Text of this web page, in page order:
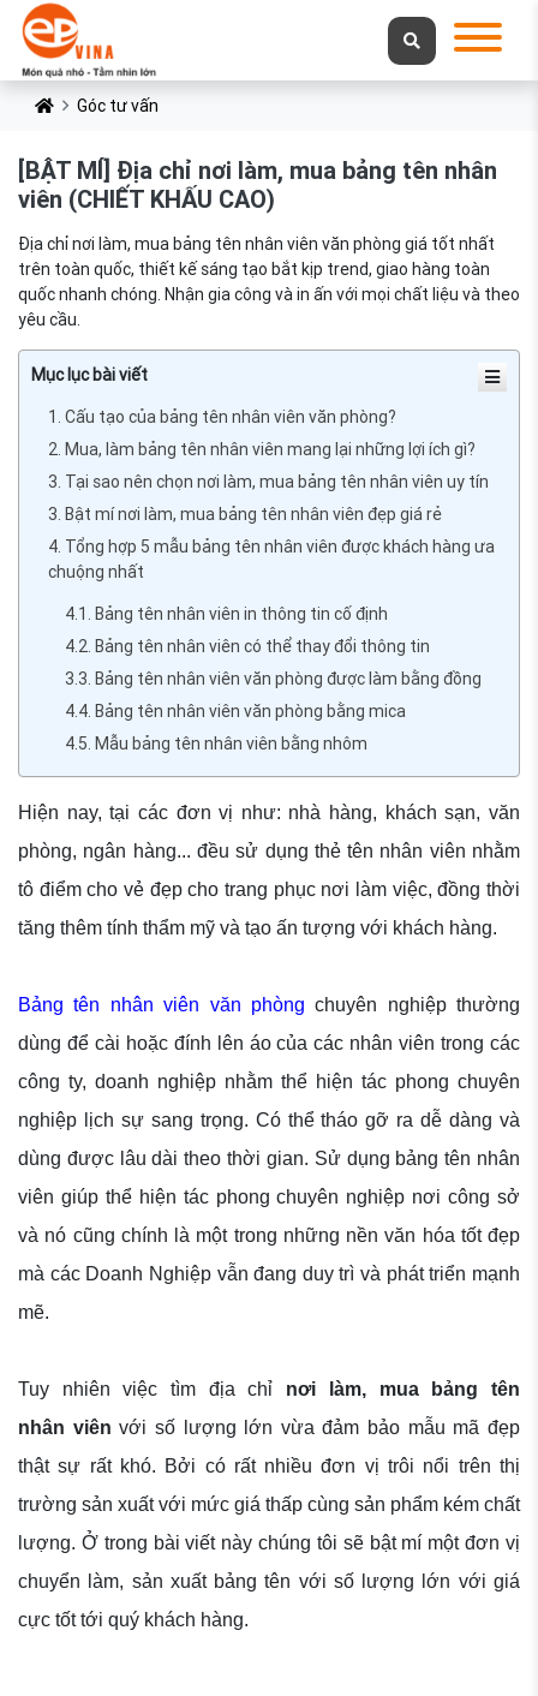
Góc tư vấn
[BẬT MÍ] Địa chỉ nơi làm, mua bảng tên nhân
viên (CHIẾT KHẤU CAO)
Địa chỉ nơi làm, mua bảng tên nhân viên văn phòng giá tốt nhất
trên toàn quốc, thiết kế sáng tạo bắt kịp trend, giao hàng toàn
quốc nhanh chóng. Nhận gia công và in ấn với mọi chất liệu và theo
yêu cầu.
Mục lục bài viết
1. Cấu tạo của bảng tên nhân viên văn phòng?
2. Mua, làm bảng tên nhân viên mang lại những lợi ích gì?
3. Tại sao nên chọn nơi làm, mua bảng tên nhân viên uy tín
3. Bật mí nơi làm, mua bảng tên nhân viên đẹp giá rẻ
4. Tổng hợp 5 mẫu bảng tên nhân viên được khách hàng ưa
chuộng nhất
4.1. Bảng tên nhân viên in thông tin cố định
4.2. Bảng tên nhân viên có thể thay đổi thông tin
3.3. Bảng tên nhân viên văn phòng được làm bằng đồng
4.4. Bảng tên nhân viên văn phòng bằng mica
4.5. Mẫu bảng tên nhân viên bằng nhôm
Hiện nay, tại các đơn vị như: nhà hàng, khách sạn, văn
phòng, ngân hàng... đều sử dụng thẻ tên nhân viên nhằm
tô điểm cho vẻ đẹp cho trang phục nơi làm việc, đồng thời
tăng thêm tính thẩm mỹ và tạo ấn tượng với khách hàng.
Bảng tên nhân viên văn phòng chuyên nghiệp thường
dùng để cài hoặc đính lên áo của các nhân viên trong các
công ty, doanh nghiệp nhằm thể hiện tác phong chuyên
nghiệp lịch sự sang trọng. Có thể tháo gỡ ra dễ dàng và
dùng được lâu dài theo thời gian. Sử dụng bảng tên nhân
viên giúp thể hiện tác phong chuyên nghiệp nơi công sở
và nó cũng chính là một trong những nền văn hóa tốt đẹp
mà các Doanh Nghiệp vẫn đang duy trì và phát triển mạnh
mẽ.
Tuy nhiên việc tìm địa chỉ nơi làm, mua bảng tên
nhân viên với số lượng lớn vừa đảm bảo mẫu mã đẹp
thật sự rất khó. Bởi có rất nhiều đơn vị trôi nổi trên thị
trường sản xuất với mức giá thấp cùng sản phẩm kém chất
lượng. Ở trong bài viết này chúng tôi sẽ bật mí một đơn vị
chuyển làm, sản xuất bảng tên với số lượng lớn với giá
cực tốt tới quý khách hàng.